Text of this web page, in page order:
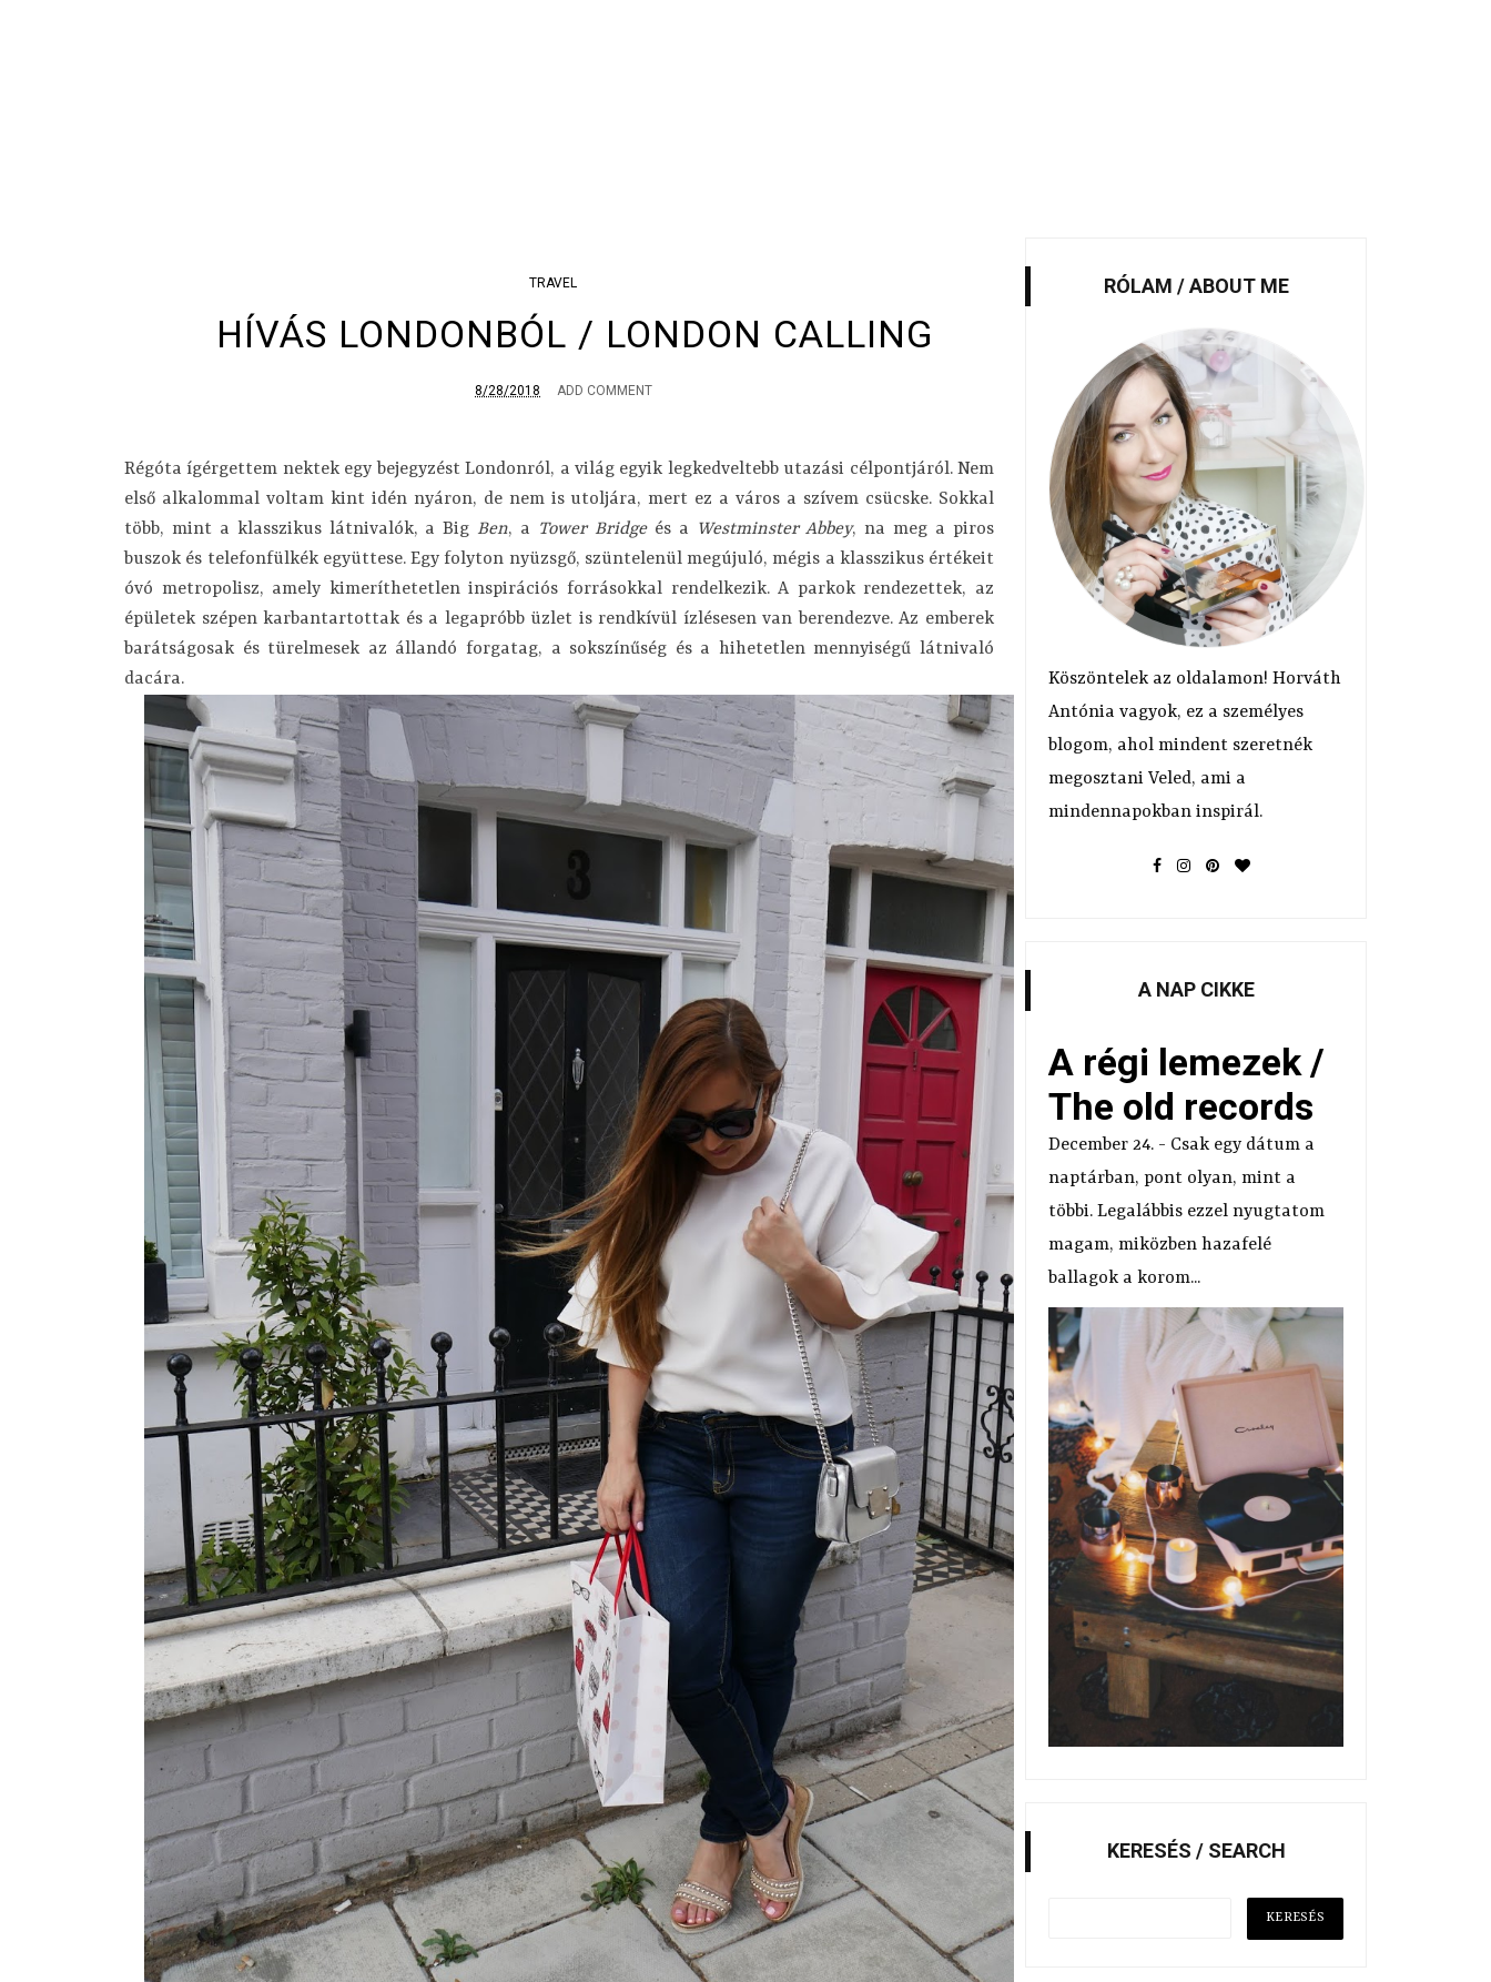
TRAVEL
HÍVÁS LONDONBÓL / LONDON CALLING
8/28/2018 ADD COMMENT
Régóta ígérgettem nektek egy bejegyzést Londonról, a világ egyik legkedveltebb utazási célpontjáról. Nem
első alkalommal voltam kint idén nyáron, de nem is utoljára, mert ez a város a szívem csücske. Sokkal
több, mint a klasszikus látnivalók, a Big Ben, a Tower Bridgeés a Westminster Abbey, na meg a piros
buszok és telefonfülkék együttese. Egy folyton nyüzsgő, szüntelenül megújuló, mégis a klasszikus értékeit
óvó metropolisz, amely kimeríthetetlen inspirációs forrásokkal rendelkezik. A parkok rendezettek, az
épületek szépen karbantartottak és a legapróbb üzlet is rendkívül ízlésesen van berendezve. Az emberek
barátságosak és türelmesek az állandó forgatag, a sokszínűség és a hihetetlen mennyiségű látnivaló
dacára.
RÓLAM / ABOUT ME
Köszöntelek az oldalamon! Horváth
Antónia vagyok, ez a személyes
blogom, ahol mindent szeretnék
megosztani Veled, ami a
mindennapokban inspirál.
A NAP CIKKE
A régi lemezek /
The old records
December 24. - Csak egy dátum a
naptárban, pont olyan, mint a
többi. Legalábbis ezzel nyugtatom
magam, miközben hazafelé
ballagok a korom...
KERESÉS / SEARCH